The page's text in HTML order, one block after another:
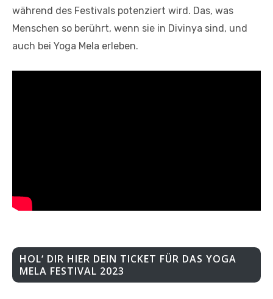
während des Festivals potenziert wird. Das, was
Menschen so berührt, wenn sie in Divinya sind, und
auch bei Yoga Mela erleben.
HOL‘ DIR HIER DEIN TICKET FÜR DAS YOGA
MELA FESTIVAL 2023